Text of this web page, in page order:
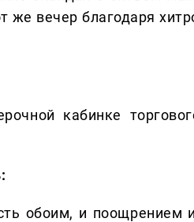
же вечер благодаря
кабинке
обоим, и поощрением